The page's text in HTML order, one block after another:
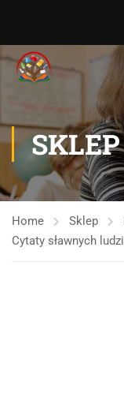
SKLEP
Home Sklep
Cytaty sławnych ludzi